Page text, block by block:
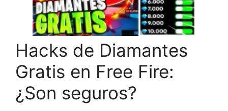
Hacks de Diamantes
Gratis en Free Fire:
¿Son seguros?